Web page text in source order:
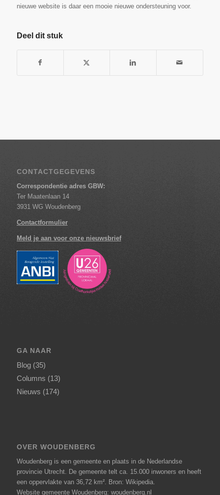
nieuwe website is daar een mooie nieuwe ondersteuning voor.
Deel dit stuk
CONTACTGEGEVENS
Correspondentie adres GBW:
Ter Maatenlaan 14
3931 WG Woudenberg
Contactformulier
Meld je aan voor onze nieuwsbrief
GA NAAR
Blog(35)
Columns (13)
Nieuws (174)
OVER WOUDENBERG
Woudenberg is een gemeente en plaats in de Nederlandse
provincie Utrecht. De gemeente telt ca. 15.000 inwoners en heeft
een oppervlakte van 36,72 km².
Bron: Wikipedia.
Website gemeente Woudenberg: woudenberg.nl